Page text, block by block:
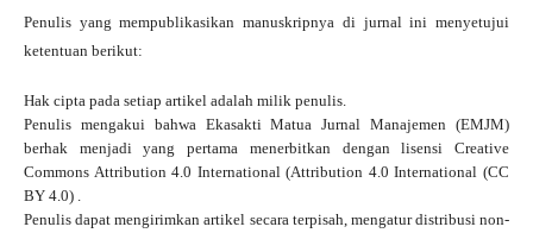
Penulis yang mempublikasikan manuskripnya di jurnal ini menyetujui
ketentuan berikut:
Hak cipta pada setiap artikel adalah milik penulis.
Penulis mengakui bahwa Ekasakti Matua Jurnal Manajemen (EMJM)
berhak menjadi yang pertama menerbitkan denganlisensi Creative
Commons Attribution 4.0 International(Attribution 4.0 International (CC
BY 4.0) .
Penulis dapat mengirimkan artikel secara terpisah, mengatur distribusi non-